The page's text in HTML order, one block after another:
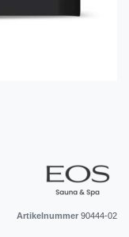
Artikelnummer 90444-02